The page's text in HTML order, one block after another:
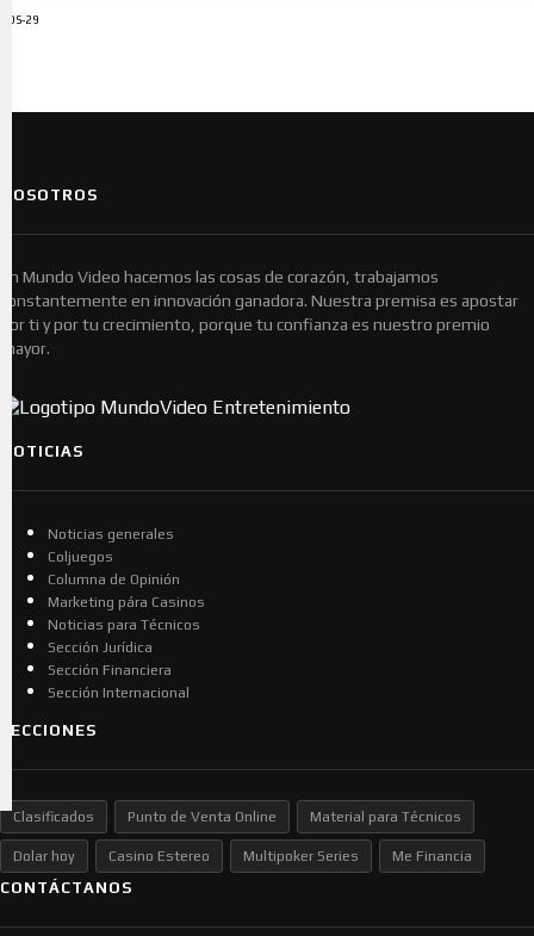
ADS-29
NOSOTROS
En Mundo Video hacemos las cosas de corazón, trabajamos
constantemente en innovación ganadora. Nuestra premisa es apostar
por ti y por tu crecimiento, porque tu confianza es nuestro premio
mayor.
NOTICIAS
Noticias generales
Coljuegos
Columna de Opinión
Marketing pára Casinos
Noticias para Técnicos
Sección Jurídica
Sección Financiera
Sección Internacional
SECCIONES
Clasificados Punto de Venta Online Material para Técnicos
Dolar hoy Casino Estereo Multipoker Series Me Financia
CONTÁCTANOS